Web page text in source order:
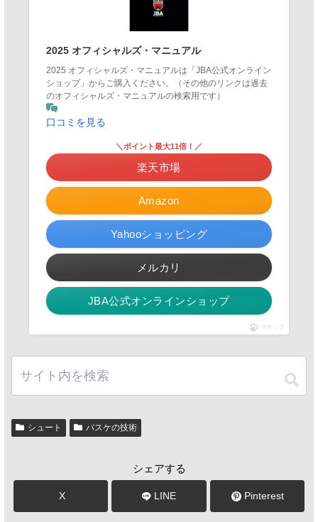
2025 オフィシャルズ・マニュアル
2025 オフィシャルズ・マニュアルは「JBA公式オンライン
ショップ」からご購入ください。（その他のリンクは過去
のオフィシャルズ・マニュアルの検索用です）
口コミを見る
Amazon
＼ポイント最大11倍！／
楽天市場
Yahooショッピング
メルカリ
JBA公式オンラインショップ
ポチップ
シュート バスケの技術
シェアする
X LINE Pinterest